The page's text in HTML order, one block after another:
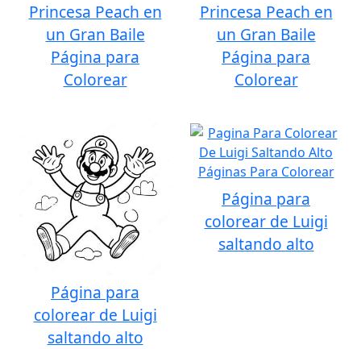
Princesa Peach en
un Gran Baile
Página para
Colorear
Princesa Peach en
un Gran Baile
Página para
Colorear
Página para
colorear de Luigi
saltando alto
Página para
colorear de Luigi
saltando alto